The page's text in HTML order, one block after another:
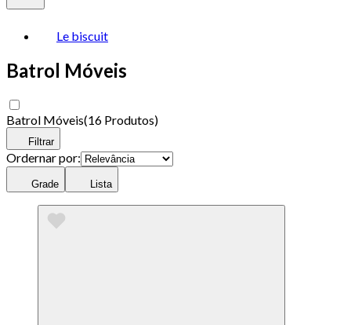
Le biscuit
Batrol Móveis
Batrol Móveis(16 Produtos)
Filtrar
Ordernar por:
Grade Lista